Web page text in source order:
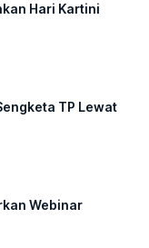
Hari Kartini
TP Lewat
Webinar